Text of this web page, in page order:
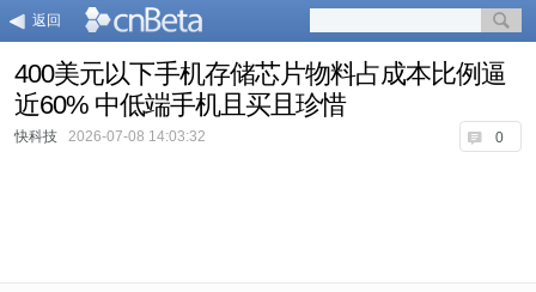
返回
400美元以下手机存储芯片物料占成本比例逼
近60% 中低端手机且买且珍惜
0
快科技 2026-07-08 14:03:32